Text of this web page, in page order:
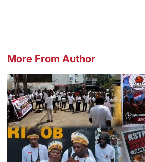
More From Author